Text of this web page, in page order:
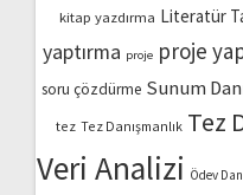
kitap yazdırma Literatür
yaptırma proje proje
soru çözdürme Sunum
tez Tez Danışmanlık Tez
Veri Analizi Ödev